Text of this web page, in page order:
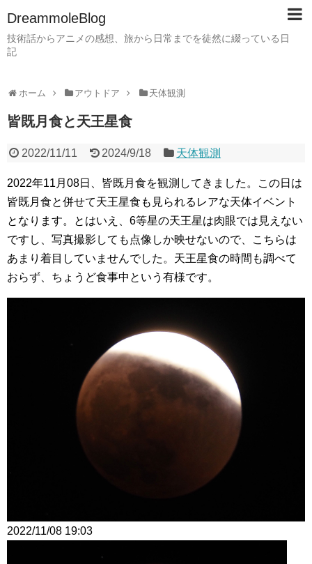
DreammoleBlog
技術話からアニメの感想、旅から日常までを徒然に綴っている日
記
ホーム アウトドア 天体観測
皆既月食と天王星食
2022/11/11 2024/9/18 天体観測
2022年11月08日、皆既月食を観測してきました。この日は
皆既月食と併せて天王星食も見られるレアな天体イベント
となります。とはいえ、6等星の天王星は肉眼では見えない
ですし、写真撮影しても点像しか映せないので、こちらは
あまり着目していませんでした。天王星食の時間も調べて
おらず、ちょうど食事中という有様です。
2022/11/08 19:03